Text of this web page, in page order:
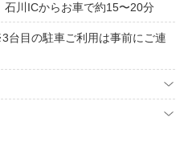
川ICからお車で約15〜20分
目の駐車ご利用は事前にご連